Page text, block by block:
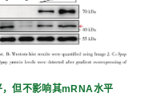
但不影响其mRNA水平